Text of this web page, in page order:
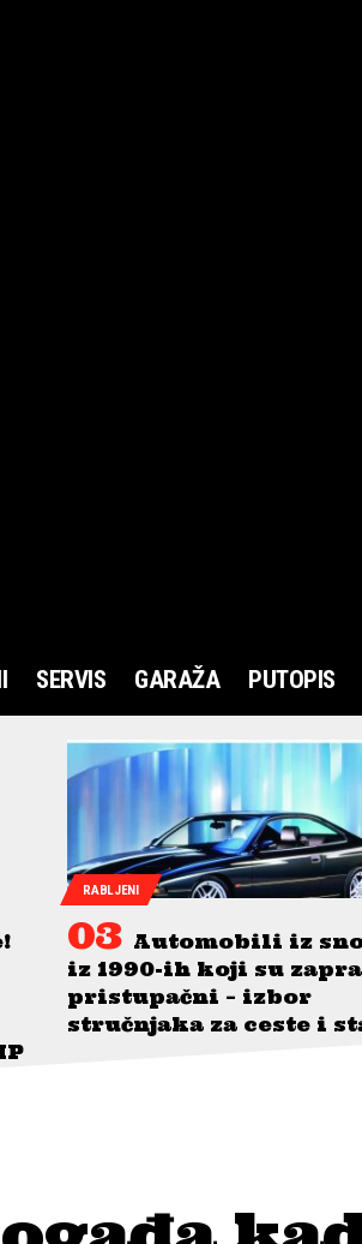
SERVIS GARAŽA PUTOPIS
RABLJENI
Automobili iz
iz 1990-ih koji su
pristupačni – izbor
stručnjaka za ceste i